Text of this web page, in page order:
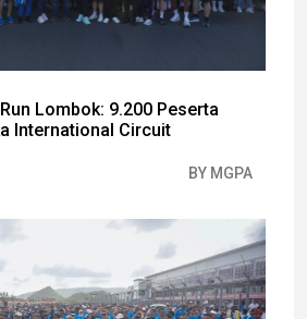
Run Lombok: 9.200 Peserta
International Circuit
BY MGPA